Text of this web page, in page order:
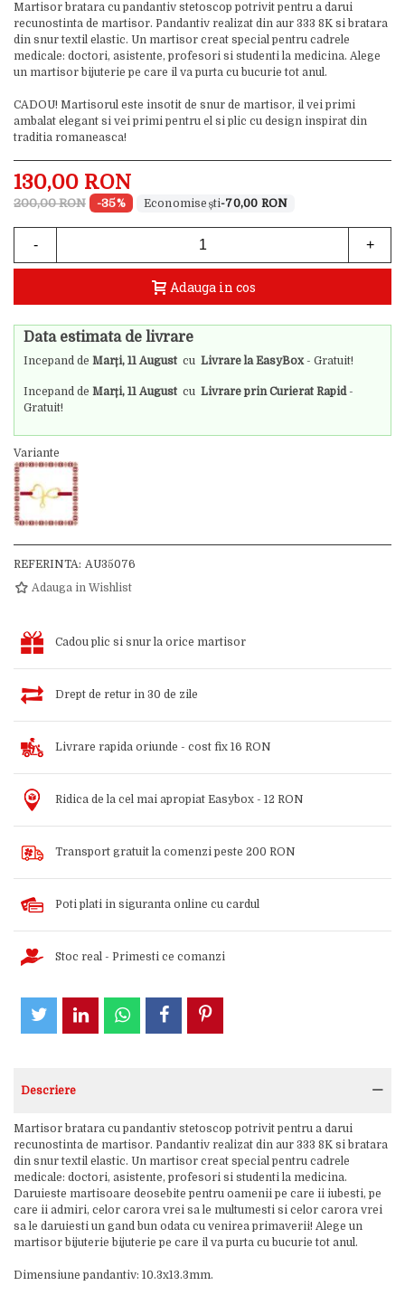
Martisor bratara cu pandantiv stetoscop potrivit pentru a darui
recunostinta de martisor. Pandantiv realizat din aur 333 8K si bratara
din snur textil elastic. Un martisor creat special pentru cadrele
medicale: doctori, asistente, profesori si studenti la medicina. Alege
un martisor bijuterie pe care il va purta cu bucurie tot anul.
CADOU! Martisorul este insotit de snur de martisor, il vei primi
ambalat elegant si vei primi pentru el si plic cu design inspirat din
traditia romaneasca!
130,00 RON
200,00 RON -35% -70,00 RON
- +
Adauga in cos
Data estimata de livrare
Incepand de Marți, 11 August cu Livrare la EasyBox - Gratuit!
Incepand de Marți, 11 August cu Livrare prin Curierat Rapid -
Gratuit!
Variante
REFERINTA: AU35076
Adauga in Wishlist
Cadou plic si snur la orice martisor
Drept de retur in 30 de zile
Livrare rapida oriunde - cost fix 16 RON
Ridica de la cel mai apropiat Easybox - 12 RON
Transport gratuit la comenzi peste 200 RON
Poti plati in siguranta online cu cardul
Stoc real - Primesti ce comanzi
Descriere
Martisor bratara cu pandantiv stetoscop potrivit pentru a darui
recunostinta de martisor. Pandantiv realizat din aur 333 8K si bratara
din snur textil elastic. Un martisor creat special pentru cadrele
medicale: doctori, asistente, profesori si studenti la medicina.
Daruieste martisoare deosebite pentru oamenii pe care ii iubesti, pe
care ii admiri, celor carora vrei sa le multumesti si celor carora vrei
sa le daruiesti un gand bun odata cu venirea primaverii! Alege un
martisor bijuterie bijuterie pe care il va purta cu bucurie tot anul.
Dimensiune pandantiv: 10.3x13.3mm.